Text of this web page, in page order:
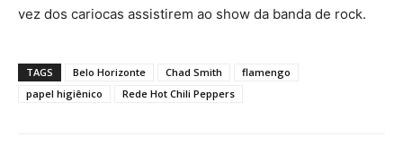
vez dos cariocas assistirem ao show da banda de rock.
TAGS Belo Horizonte Chad Smith
flamengo
papel higiênico
Rede Hot Chili Peppers